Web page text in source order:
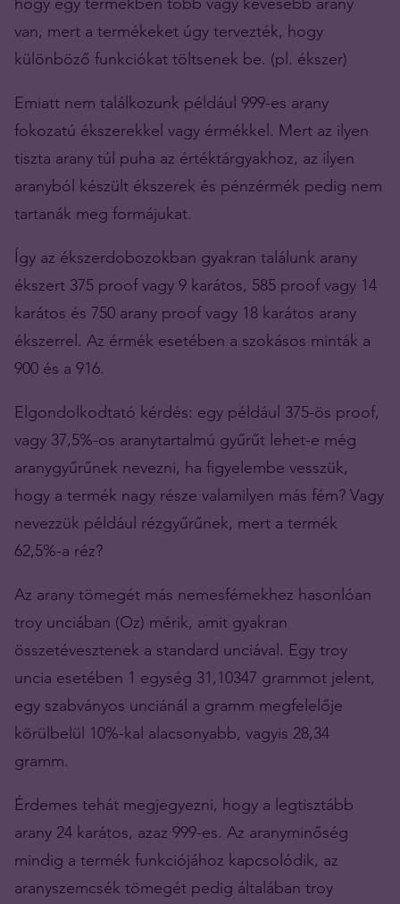
van, mert a termékeket úgy tervezték, hogy
különböző funkciókat töltsenek be. (pl. ékszer)
Emiatt nem találkozunk például 999-es arany
fokozatú ékszerekkel vagy érmékkel. Mert az ilyen
tiszta arany túl puha az értéktárgyakhoz, az ilyen
aranyból készült ékszerek és pénzérmék pedig nem
tartanák meg formájukat.
Így az ékszerdobozokban gyakran találunk arany
ékszert 375 proof vagy 9 karátos, 585 proof vagy 14
karátos és 750 arany proof vagy 18 karátos arany
ékszerrel. Az érmék esetében a szokásos minták a
900 és a 916.
Elgondolkodtató kérdés: egy például 375-ös proof,
vagy 37,5%-os aranytartalmú gyűrűt lehet-e még
aranygyűrűnek nevezni, ha figyelembe vesszük,
hogy a termék nagy része valamilyen más fém? Vagy
nevezzük például rézgyűrűnek, mert a termék
62,5%-a réz?
Az arany tömegét más nemesfémekhez hasonlóan
troy unciában (Oz) mérik, amit gyakran
összetévesztenek a standard unciával. Egy troy
uncia esetében 1 egység 31,10347 grammot jelent,
egy szabványos unciánál a gramm megfelelője
körülbelül 10%-kal alacsonyabb, vagyis 28,34
gramm.
Érdemes tehát megjegyezni, hogy a legtisztább
arany 24 karátos, azaz 999-es. Az aranyminőség
mindig a termék funkciójához kapcsolódik, az
aranyszemcsék tömegét pedig általában troy